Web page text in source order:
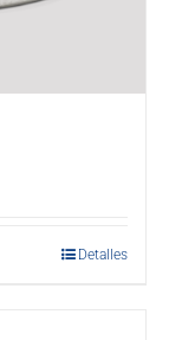
Detalles